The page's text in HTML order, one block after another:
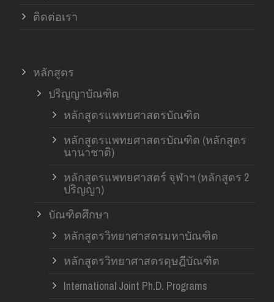
ติดต่อเรา
หลักสูตร
ปริญญาบัณฑิต
หลักสูตรแพทยศาสตรบัณฑิต
หลักสูตรแพทยศาสตรบัณฑิต (หลักสูตร
นานาชาติ)
หลักสูตรแพทยศาสตร์ จุฬาฯ (หลักสูตร 2
ปริญญา)
บัณฑิตศึกษา
หลักสูตรวิทยาศาสตรมหาบัณฑิต
หลักสูตรวิทยาศาสตรดุษฎีบัณฑิต
International Joint Ph.D. Programs